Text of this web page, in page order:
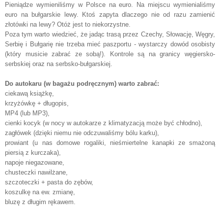
Pieniądze wymieniliśmy w Polsce na euro. Na miejscu wymienialiśmy
euro na bułgarskie lewy. Ktoś zapyta dlaczego nie od razu zamienić
złotówki na lewy? Otóż jest to niekorzystne.
Poza tym warto wiedzieć, że jadąc trasą przez Czechy, Słowację, Węgry,
Serbię i Bułgarię nie trzeba mieć paszportu - wystarczy dowód osobisty
(który musicie zabrać ze sobą!). Kontrole są na granicy węgiersko-
serbskiej oraz na serbsko-bułgarskiej.
Do autokaru (w bagażu podręcznym) warto zabrać:
ciekawą książkę,
krzyżówkę + długopis,
MP4 (lub MP3),
cienki kocyk (w nocy w autokarze z klimatyzacją może być chłodno),
zagłówek (dzięki niemu nie odczuwaliśmy bólu karku),
prowiant (u nas domowe rogaliki, nieśmiertelne kanapki ze smażoną
piersią z kurczaka),
napoje niegazowane,
chusteczki nawilżane,
szczoteczki + pasta do zębów,
koszulkę na ew. zmianę,
bluzę z długim rękawem.